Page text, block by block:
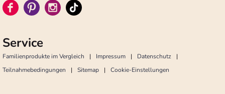
Service
Familienprodukte im Vergleich Impressum
Datenschutz
Teilnahmebedingungen
Sitemap Cookie-Einstellungen